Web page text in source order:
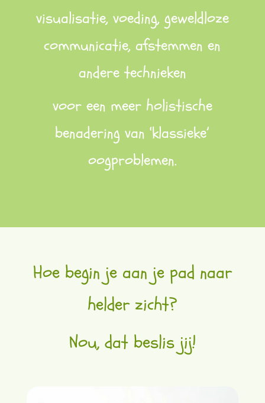
visualisatie, voeding, geweldloze
communicatie, afstemmen en
andere technieken
voor een meer holistische
benadering van ‘klassieke’
oogproblemen.
Hoe begin je aan je pad naar
helder zicht?
Nou, dat beslis jij!